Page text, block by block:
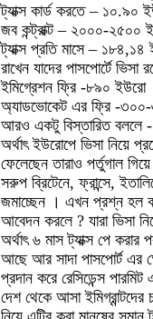
ট্যাক্স কার্ড করতে – ১০.৯০
জব কন্ট্রাক্ট – ২০০০-২৫০০
ট্যাক্স প্রতি মাসে –
রাখেন যাদের পাসপোর্টে ভিসা
ইমিগ্রেশন ফ্রি -৮৯০ ইউরো
অ্যাডভোকেট এর ফ্রি -
আরও একটু বিস্তারিত বললে -
অর্থাৎ ইউরোপে ভিসা নিয়ে
ফেলেছেন তারাও পর্তুগাল
সরুপ ব্রিটেনে, ফ্রান্সে,
জমাচ্ছেন । এখন প্রশ্ন হল কত
আবেদন করলে ? যারা ভিসা
অর্থাৎ ৬ মাস ট্যাক্স পে
আছে আর সাদা পাসপোর্ট এর
প্রদান করে রেসিডেন্স
দেশ থেকে আসা ইমিগ্রান্টদের